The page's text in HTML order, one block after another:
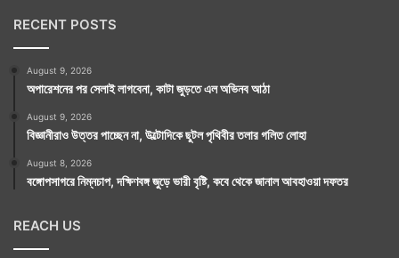
RECENT POSTS
August 9, 2026
অপারেশনের পর সেলাই লাগবেনা, কাটা জুড়তে এল অভিনব আঠা
August 9, 2026
বিজ্ঞানীরাও উত্তর পাচ্ছেন না, উল্টোদিকে ছুটল পৃথিবীর তলার গলিত লোহা
August 8, 2026
বঙ্গোপসাগরে নিম্নচাপ, দক্ষিণবঙ্গ জুড়ে ভারী বৃষ্টি, কবে থেকে জানাল আবহাওয়া দফতর
REACH US